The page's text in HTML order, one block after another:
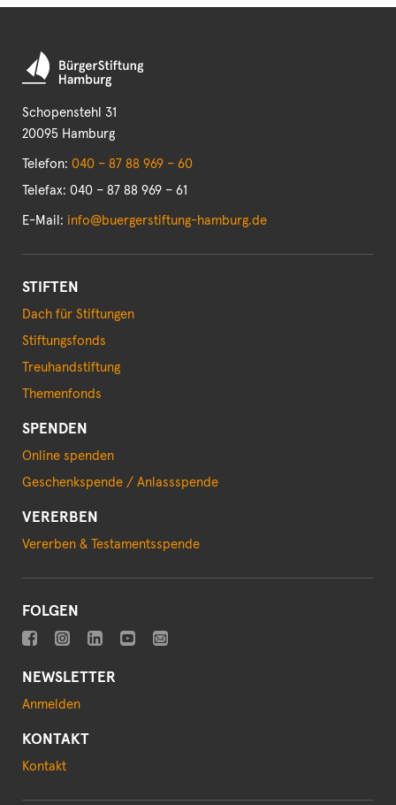
Schopenstehl 31
20095 Hamburg
Telefon: 040 – 87 88 969 – 60
Telefax: 040 – 87 88 969 – 61
E-Mail: info@buergerstiftung-hamburg.de
STIFTEN
Dach für Stiftungen
Stiftungsfonds
Treuhandstiftung
Themenfonds
SPENDEN
Online spenden
Geschenkspende / Anlassspende
VERERBEN
Vererben & Testamentsspende
FOLGEN
NEWSLETTER
Anmelden
KONTAKT
Kontakt